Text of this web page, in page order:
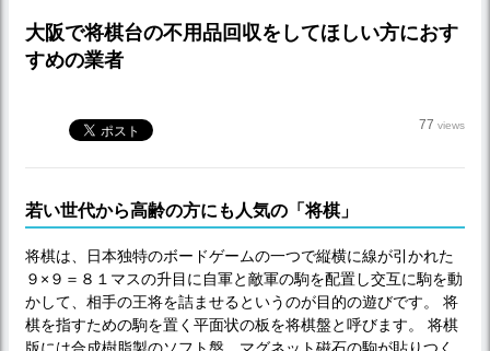
大阪で将棋台の不用品回収をしてほしい方におす
すめの業者
77 views
若い世代から高齢の方にも人気の「将棋」
将棋は、日本独特のボードゲームの一つで縦横に線が引かれた
９×９＝８１マスの升目に自軍と敵軍の駒を配置し交互に駒を動
かして、相手の王将を詰ませるというのが目的の遊びです。 将
棋を指すための駒を置く平面状の板を将棋盤と呼びます。 将棋